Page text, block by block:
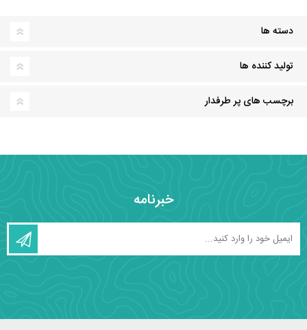
دسته ها
تولید کننده ها
برچسب های پر طرفدار
خبرنامه